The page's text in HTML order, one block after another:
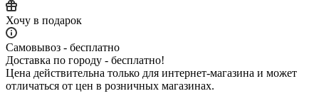
Хочу в подарок
Самовывоз - бесплатно
Доставка по городу - бесплатно!
Цена действительна только для интернет-магазина и может
отличаться от цен в розничных магазинах.